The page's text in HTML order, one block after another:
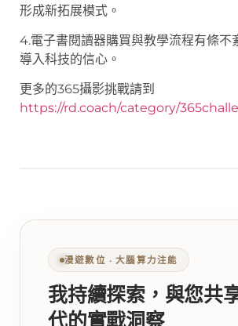
形成新拓展模式。
4.電子書閱讀器購買與教學流程有條不
導入科技的信心。
更多的365攝影挑戰請到
https://rd.coach/category/
漫遊數位 ‧ 大腦算力注能
我持續探索，與您共
代的實戰洞察